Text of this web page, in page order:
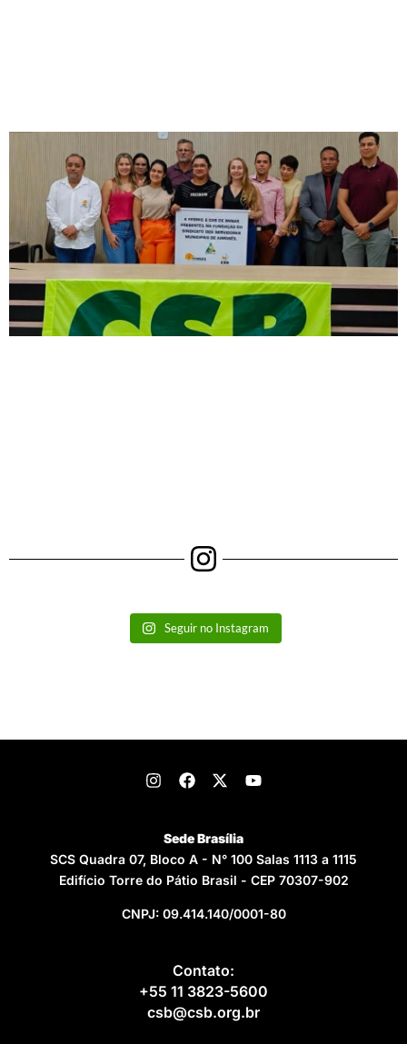
Seguir no Instagram
Sede Brasília
SCS Quadra 07, Bloco A - N° 100 Salas 1113 a 1115
Edifício Torre do Pátio Brasil - CEP 70307-902
CNPJ: 09.414.140/0001-80
Contato:
+55 11 3823-5600
csb@csb.org.br